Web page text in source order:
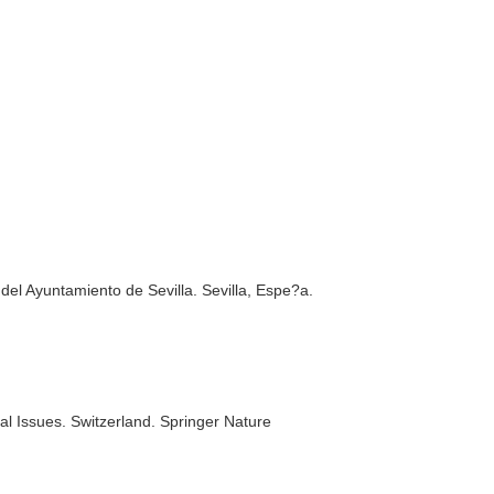
Ayuntamiento de Sevilla. Sevilla, Espe?a.
Issues . Switzerland. Springer Nature